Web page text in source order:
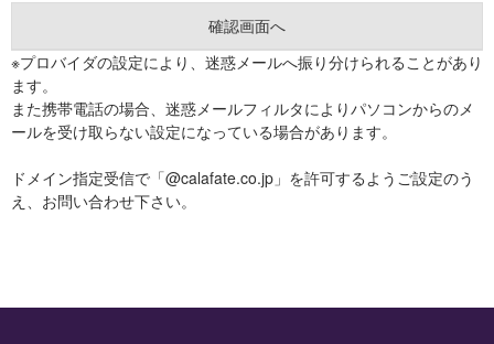
※プロバイダの設定により、迷惑メールへ振り分けられることがあり
ます。
また携帯電話の場合、迷惑メールフィルタによりパソコンからのメ
ールを受け取らない設定になっている場合があります。
ドメイン指定受信で「@calafate.co.jp」を許可するようご設定のう
え、お問い合わせ下さい。